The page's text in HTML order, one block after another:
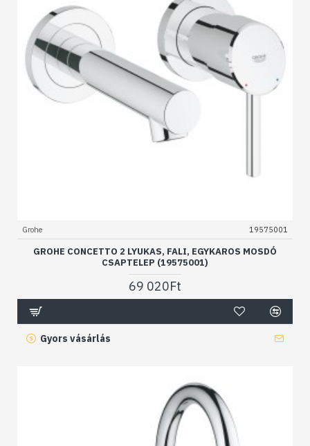
Grohe 19575001
GROHE CONCETTO 2 LYUKAS, FALI, EGYKAROS MOSDÓ
CSAPTELEP (19575001)
69 020Ft
Gyors vásárlás